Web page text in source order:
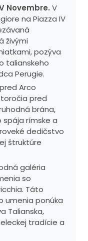
Novembre. V
na Piazza IV
živými
pozýva
talianskeho
Perugie.
Arco
pred
brána,
spája rímske a
dedičstvo
štruktúre
galéria
so
Táto
umenia ponúka
Talianska,
tradície a